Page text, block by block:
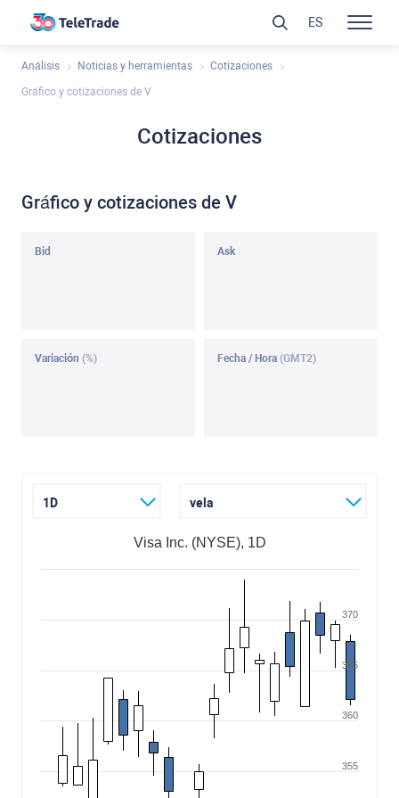
Análisis Noticias y herramientas Cotizaciones
Gráfico y cotizaciones de V
Cotizaciones
Gráfico y cotizaciones de V
Bid Ask
Variación (%) Fecha / Hora (GMT2)
1D vela
Visa Inc. (NYSE), 1D
355
360
365
370
ES